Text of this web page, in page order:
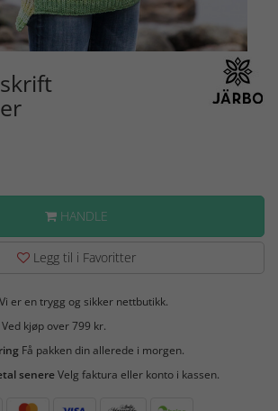
HANDLE
Legg til i Favoritter
Vi er en trygg og sikker nettbutikk.
Ved kjøp over 799 kr.
Få pakken din allerede i morgen.
senereVelg faktura eller konto i kassen.